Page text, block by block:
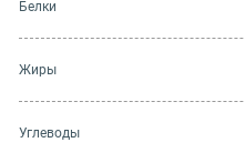
Белки
Жиры
Углеводы